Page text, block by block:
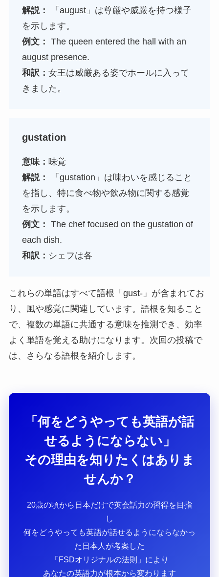
解説：
「august」は尊厳や威厳を持つ様子
を示します。
例文： The queen entered the hall with an
august presence.
和訳： 女王は威厳ある姿でホールに入って
きました。
gustation
意味： 味覚
解説：
「gustation」は味わいを感じること
を指し、特に食べ物や飲み物に関する感覚
を示します。
例文： The chef focused on the gustation of
each dish.
和訳： シェフは各
これらの単語はすべて語根「gust-」が含まれてお
り、風や感覚に関連しています。語根を知ること
で、複数の単語に共通する意味を推測でき、効率
よく単語を覚える助けになります。次回の投稿で
は、さらなる語根を紹介します。
「何をどうやっても英語が話
せるようにならない」
その理由を知りたくはありま
せんか？
20歳の頃から日本だけで英会話力の習得を目指
し
何をどうやっても英語が話せるようにならなかっ
た日本人が考案した
「FSDオリジナルの法則」により
あなたの英語力が根本から変わります